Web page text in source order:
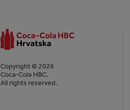
Copyright © 2026
Coca-Cola HBC.
All rights reserved.